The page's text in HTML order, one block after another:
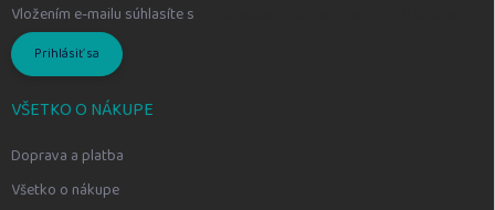
Vložením e-mailu súhlasíte s
Prihlásiť sa
VŠETKO O NÁKUPE
Doprava a platba
Všetko o nákupe